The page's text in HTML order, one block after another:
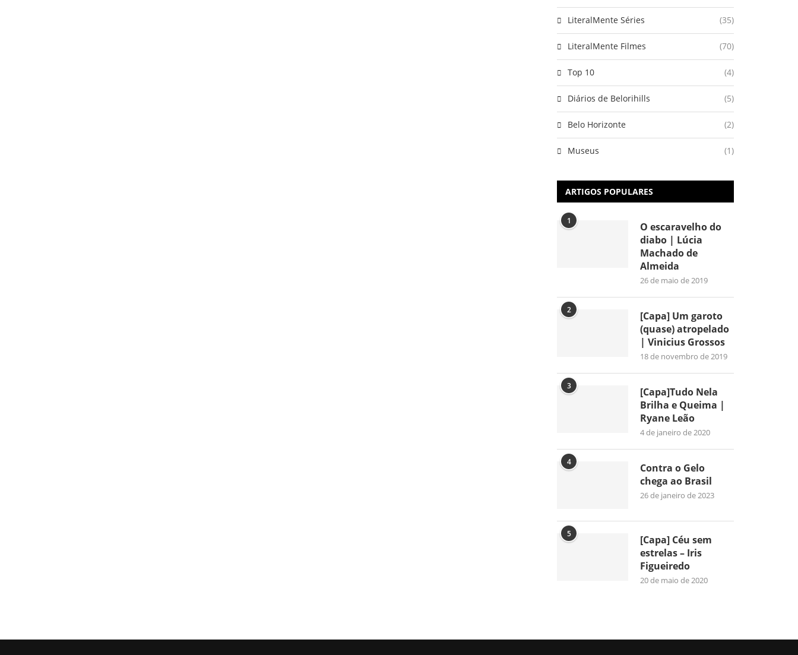
LiteralMente Séries (35)
LiteralMente Filmes (70)
Top 10 (4)
Diários de Belorihills (5)
Belo Horizonte (2)
Museus (1)
ARTIGOS POPULARES
1
O escaravelho do
diabo | Lúcia
Machado de
Almeida
26 de maio de 2019
2
[Capa] Um garoto
(quase) atropelado
| Vinicius Grossos
18 de novembro de 2019
3
[Capa]Tudo Nela
Brilha e Queima |
Ryane Leão
4 de janeiro de 2020
4
Contra o Gelo
chega ao Brasil
26 de janeiro de 2023
5
[Capa] Céu sem
estrelas – Iris
Figueiredo
20 de maio de 2020